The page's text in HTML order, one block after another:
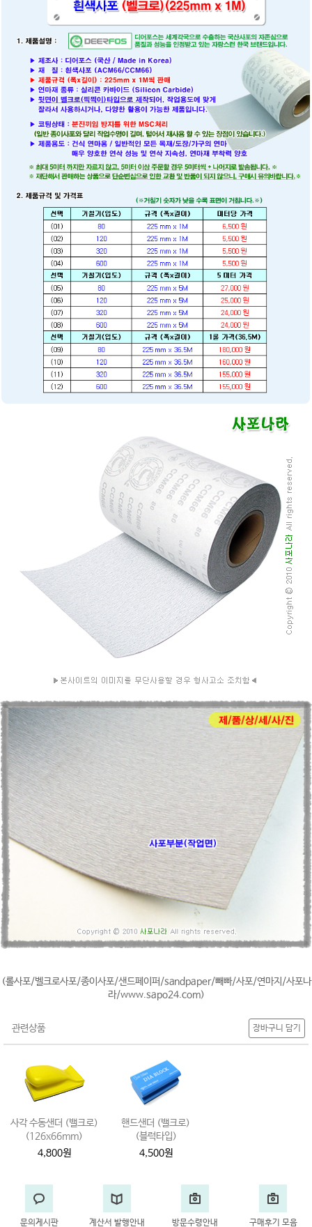
(롤사포/벨크로사포/종이사포/샌드페이퍼/sandpaper/빼빠/사포/연마지/사포나
라/www.sapo24.com)
관련상품 장바구니 담기
사각 수동샌더 (밸크로)
(126x66mm)
4,800원
핸드샌더 (밸크로)
(블럭타입)
4,500원
문의게시판 계산서 발행안내 방문수령안내 구매후기 모음